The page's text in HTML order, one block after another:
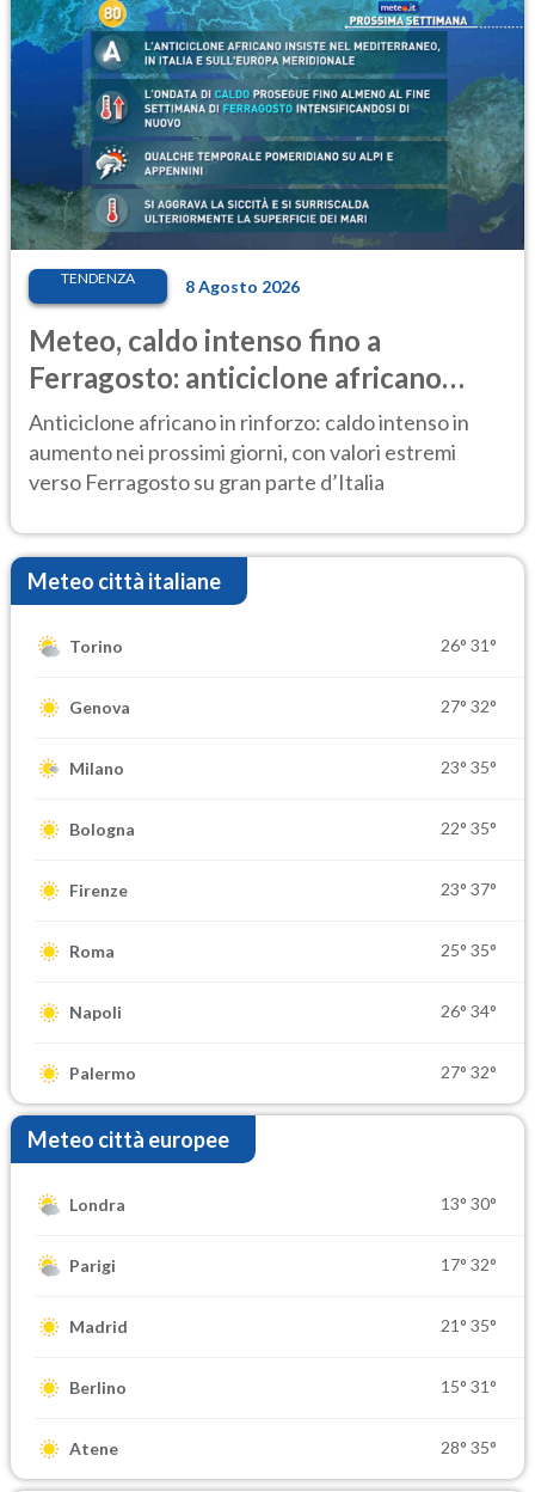
TENDENZA 8 Agosto 2026
Meteo, caldo intenso fino a
Ferragosto: anticiclone africano
ancora protagonista
Anticiclone africano in rinforzo: caldo intenso in
aumento nei prossimi giorni, con valori estremi
verso Ferragosto su gran parte d’Italia
Meteo città italiane
Torino 26° 31°
Genova 27° 32°
Milano 23° 35°
Bologna 22° 35°
Firenze 23° 37°
Roma 25° 35°
Napoli 26° 34°
Palermo 27° 32°
Meteo città europee
Londra 13° 30°
Parigi 17° 32°
Madrid 21° 35°
Berlino 15° 31°
Atene 28° 35°